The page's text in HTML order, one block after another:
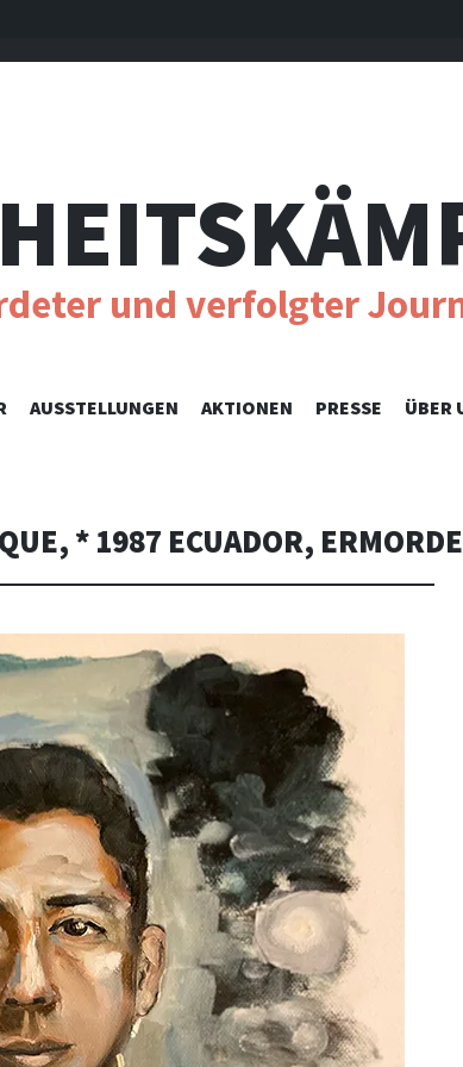
und verfolgter
SKIP
AUSSTELLUNGEN AKTIONEN PRESSE ÜBER
* 1987 ECUADOR,